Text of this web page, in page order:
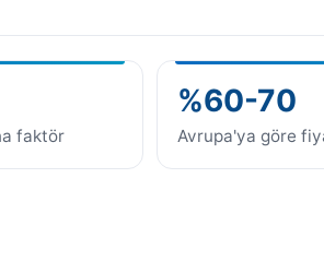
faktör
%60-70
Avrupa'ya göre